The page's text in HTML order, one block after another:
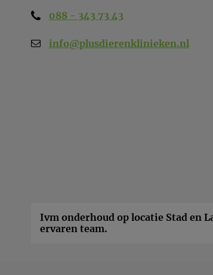
088 - 343 73 43
info@plusdierenklinieken.nl
Ivm onderhoud op locatie Stad en
ervaren team.